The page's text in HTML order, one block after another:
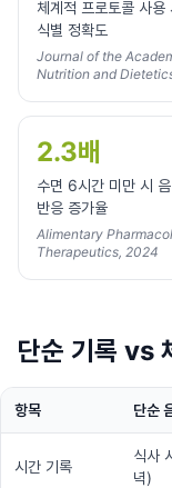
체계적 프로토콜 사용
식별 정확도
Journal of the
Nutrition and
2.3배
수면 6시간 미만 시
반응 증가율
Alimentary
Therapeutics, 2024
단순 기록 vs
항목 단순
시간 기록
식사
녁)